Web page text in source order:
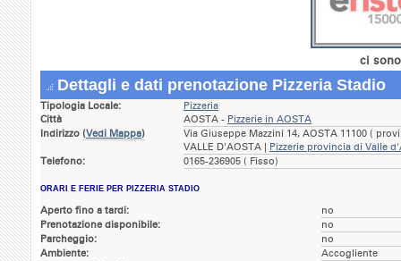
ci
Dettagli e dati prenotazione Pizzeria Stadio
Tipologia Locale:
Pizzeria
Città
AOSTA - Pizzerie in AOSTA
Indirizzo (Vedi Mappa)
Via Giuseppe Mazzini 14, AOSTA 11100 (
VALLE D'AOSTA | Pizzerie provincia di Valle
Telefono:
0165-236905 ( Fisso)
ORARI E FERIE PER PIZZERIA STADIO
Aperto fino a tardi:
no
Prenotazione disponibile:
no
Parcheggio:
no
Ambiente:
Accogliente